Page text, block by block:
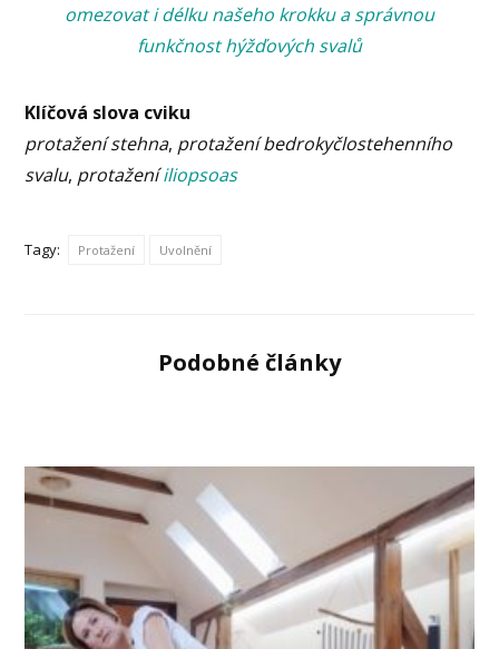
omezovat i délku našeho krokku a správnou
funkčnost hýžďových svalů
Klíčová slova cviku
protažení stehna, protažení bedrokyčlostehenního
svalu, protaženíiliopsoas
Tagy: Protažení Uvolnění
Podobné články